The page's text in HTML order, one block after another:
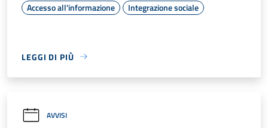
Accesso all'informazione Integrazione sociale
LEGGI DI PIÙ
AVVISI